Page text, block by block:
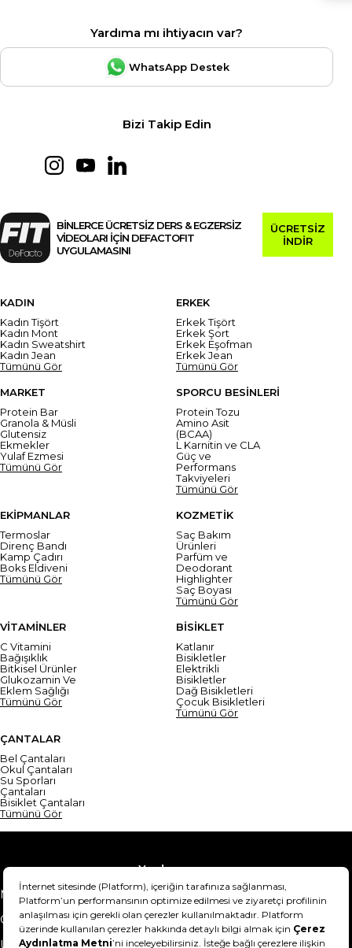
Yardıma mı ihtiyacın var?
WhatsApp Destek
Bizi Takip Edin
BİNLERCE ÜCRETSİZ DERS & EGZERSİZ
VİDEOLARI İÇİN DEFACTOFIT
UYGULAMASINI
ÜCRETSİZ
İNDİR
KADIN
Kadın Tişört
Kadın Mont
Kadın Sweatshirt
Kadın Jean
Tümünü Gör
ERKEK
Erkek Tişört
Erkek Şort
Erkek Eşofman
Erkek Jean
Tümünü Gör
MARKET
Protein Bar
Granola & Müsli
Glutensiz
Ekmekler
Yulaf Ezmesi
Tümünü Gör
SPORCU BESİNLERİ
Protein Tozu
Amino Asit
(BCAA)
L Karnitin ve CLA
Güç ve
Performans
Takviyeleri
Tümünü Gör
EKİPMANLAR
Termoslar
Direnç Bandı
Kamp Çadırı
Boks Eldiveni
Tümünü Gör
KOZMETİK
Saç Bakım
Ürünleri
Parfüm ve
Deodorant
Highlighter
Saç Boyası
Tümünü Gör
VİTAMİNLER
C Vitamini
Bağışıklık
Bitkisel Ürünler
Glukozamin Ve
Eklem Sağlığı
Tümünü Gör
BİSİKLET
Katlanır
Bisikletler
Elektrikli
Bisikletler
Dağ Bisikletleri
Çocuk Bisikletleri
Tümünü Gör
ÇANTALAR
Bel Çantaları
Okul Çantaları
Su Sporları
Çantaları
Bisiklet Çantaları
Tümünü Gör
Yardım
Mesafeli Satış Sözleşmesi
Teslimat Bilgisi
Gizlilik Sözleşmesi
Şartlar & Koşullar
Ürünümü nasıl iade
Hakkımızda